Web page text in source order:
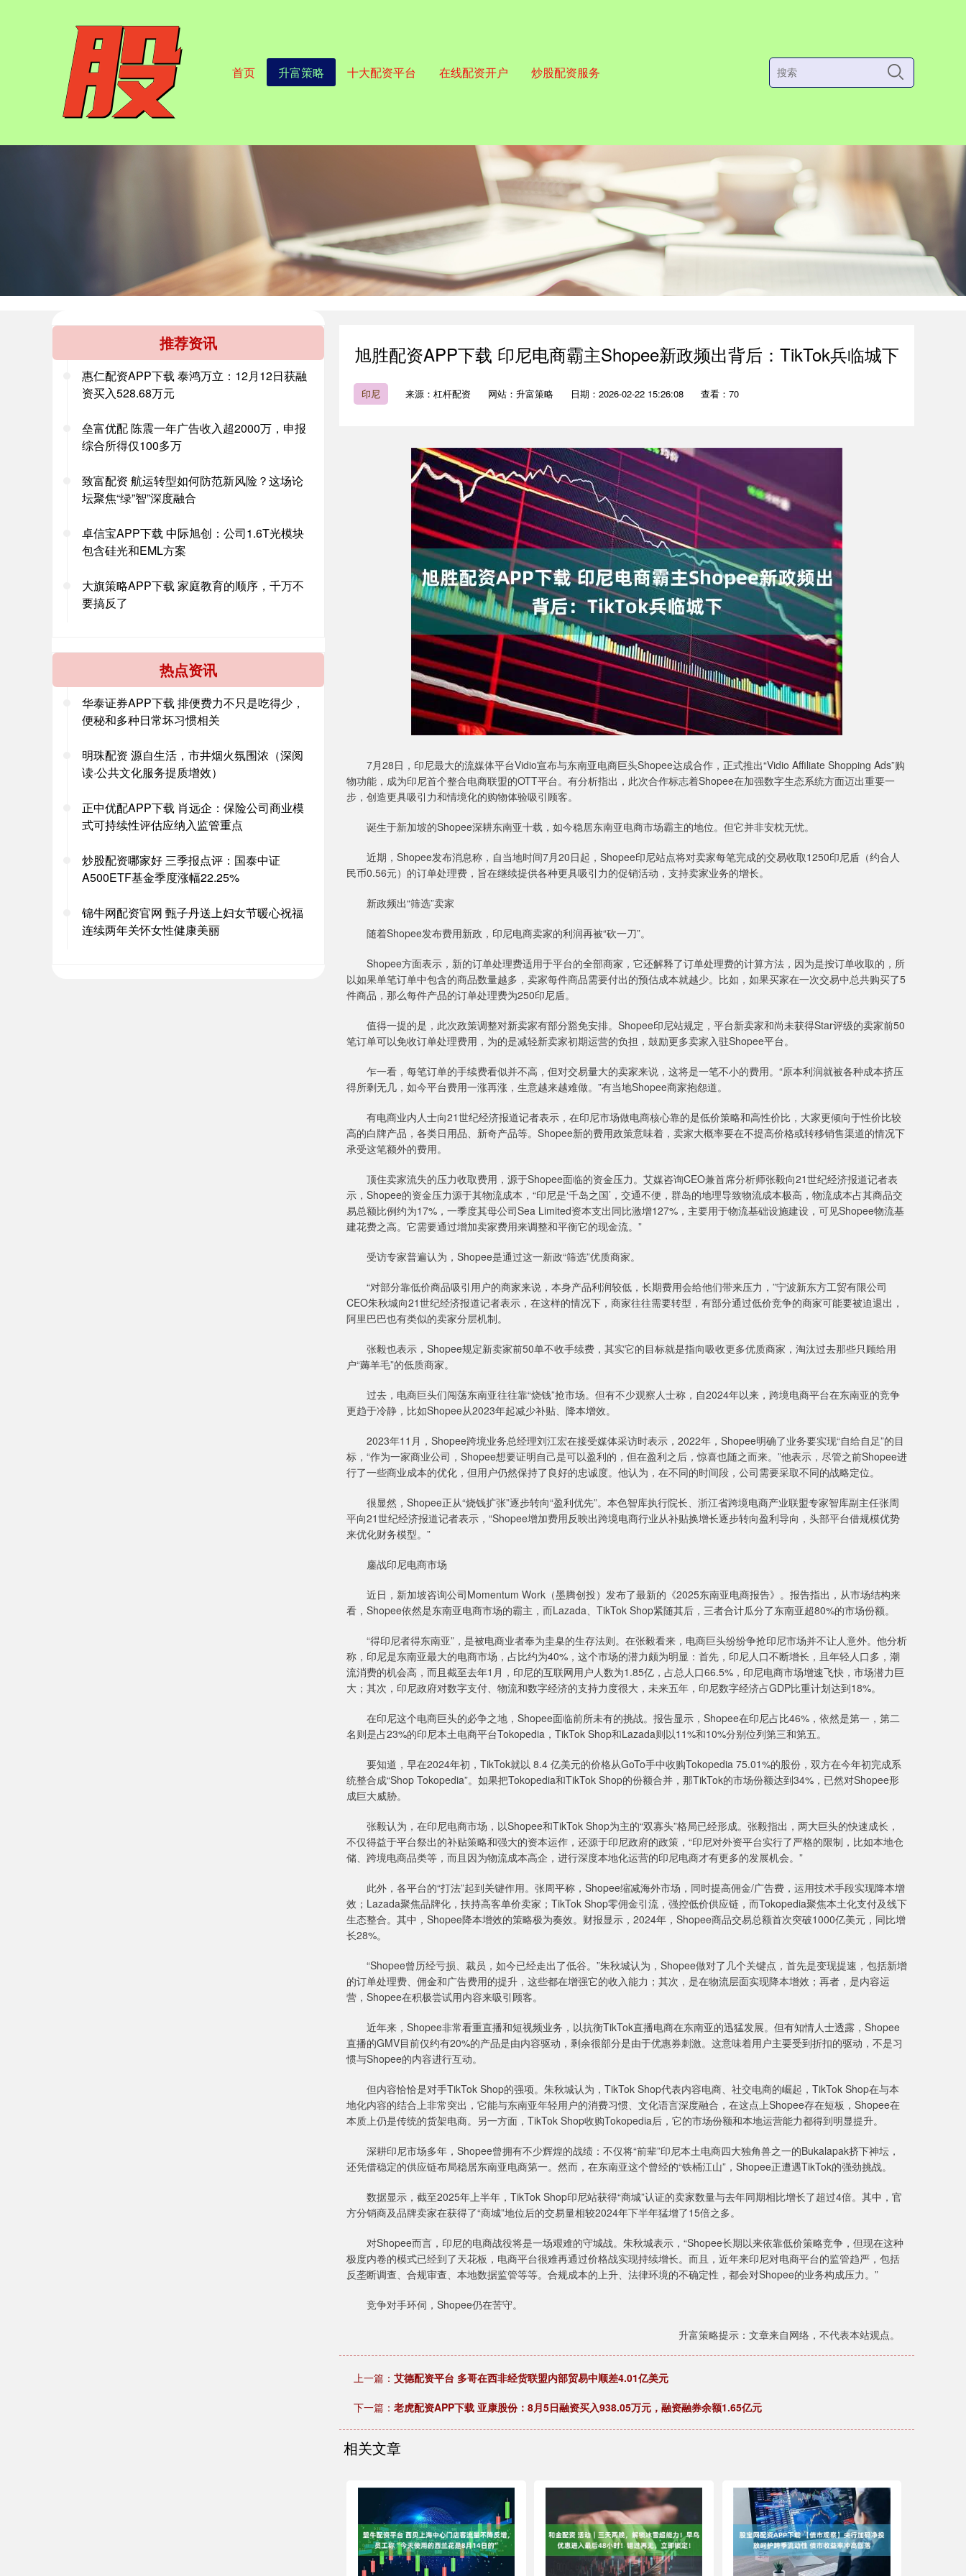
首页 升富策略 十大配资平台 在线配资开户 炒股配资服务
旭胜配资APP下载 印尼电商霸主Shopee新政频出背后：TikTok兵临城下
印尼 来源：杠杆配资 网站：升富策略 日期：2026-02-22 15:26:08 查看：70
7月28日，印尼最大的流媒体平台Vidio宣布与东南亚电商巨头Shopee达成合作，正式推出“Vidio Affiliate Shopping Ads”购
物功能，成为印尼首个整合电商联盟的OTT平台。有分析指出，此次合作标志着Shopee在加强数字生态系统方面迈出重要一
步，创造更具吸引力和情境化的购物体验吸引顾客。
诞生于新加坡的Shopee深耕东南亚十载，如今稳居东南亚电商市场霸主的地位。但它并非安枕无忧。
近期，Shopee发布消息称，自当地时间7月20日起，Shopee印尼站点将对卖家每笔完成的交易收取1250印尼盾（约合人
民币0.56元）的订单处理费，旨在继续提供各种更具吸引力的促销活动，支持卖家业务的增长。
新政频出“筛选”卖家
随着Shopee发布费用新政，印尼电商卖家的利润再被“砍一刀”。
Shopee方面表示，新的订单处理费适用于平台的全部商家，它还解释了订单处理费的计算方法，因为是按订单收取的，所
以如果单笔订单中包含的商品数量越多，卖家每件商品需要付出的预估成本就越少。比如，如果买家在一次交易中总共购买了5
件商品，那么每件产品的订单处理费为250印尼盾。
值得一提的是，此次政策调整对新卖家有部分豁免安排。Shopee印尼站规定，平台新卖家和尚未获得Star评级的卖家前50
笔订单可以免收订单处理费用，为的是减轻新卖家初期运营的负担，鼓励更多卖家入驻Shopee平台。
乍一看，每笔订单的手续费看似并不高，但对交易量大的卖家来说，这将是一笔不小的费用。“原本利润就被各种成本挤压
得所剩无几，如今平台费用一涨再涨，生意越来越难做。”有当地Shopee商家抱怨道。
有电商业内人士向21世纪经济报道记者表示，在印尼市场做电商核心靠的是低价策略和高性价比，大家更倾向于性价比较
高的白牌产品，各类日用品、新奇产品等。Shopee新的费用政策意味着，卖家大概率要在不提高价格或转移销售渠道的情况下
承受这笔额外的费用。
顶住卖家流失的压力收取费用，源于Shopee面临的资金压力。艾媒咨询CEO兼首席分析师张毅向21世纪经济报道记者表
示，Shopee的资金压力源于其物流成本，“印尼是‘千岛之国’，交通不便，群岛的地理导致物流成本极高，物流成本占其商品交
易总额比例约为17%，一季度其母公司Sea Limited资本支出同比激增127%，主要用于物流基础设施建设，可见Shopee物流基
建花费之高。它需要通过增加卖家费用来调整和平衡它的现金流。”
受访专家普遍认为，Shopee是通过这一新政“筛选”优质商家。
“对部分靠低价商品吸引用户的商家来说，本身产品利润较低，长期费用会给他们带来压力，”宁波新东方工贸有限公司
CEO朱秋城向21世纪经济报道记者表示，在这样的情况下，商家往往需要转型，有部分通过低价竞争的商家可能要被迫退出，
阿里巴巴也有类似的卖家分层机制。
张毅也表示，Shopee规定新卖家前50单不收手续费，其实它的目标就是指向吸收更多优质商家，淘汰过去那些只顾给用
户“薅羊毛”的低质商家。
过去，电商巨头们闯荡东南亚往往靠“烧钱”抢市场。但有不少观察人士称，自2024年以来，跨境电商平台在东南亚的竞争
更趋于冷静，比如Shopee从2023年起减少补贴、降本增效。
2023年11月，Shopee跨境业务总经理刘江宏在接受媒体采访时表示，2022年，Shopee明确了业务要实现“自给自足”的目
标，“作为一家商业公司，Shopee想要证明自己是可以盈利的，但在盈利之后，惊喜也随之而来。”他表示，尽管之前Shopee进
行了一些商业成本的优化，但用户仍然保持了良好的忠诚度。他认为，在不同的时间段，公司需要采取不同的战略定位。
很显然，Shopee正从“烧钱扩张”逐步转向“盈利优先”。本色智库执行院长、浙江省跨境电商产业联盟专家智库副主任张周
平向21世纪经济报道记者表示，“Shopee增加费用反映出跨境电商行业从补贴换增长逐步转向盈利导向，头部平台借规模优势
来优化财务模型。”
鏖战印尼电商市场
近日，新加坡咨询公司Momentum Work（墨腾创投）发布了最新的《2025东南亚电商报告》。报告指出，从市场结构来
看，Shopee依然是东南亚电商市场的霸主，而Lazada、TikTok Shop紧随其后，三者合计瓜分了东南亚超80%的市场份额。
“得印尼者得东南亚”，是被电商业者奉为圭臬的生存法则。在张毅看来，电商巨头纷纷争抢印尼市场并不让人意外。他分析
称，印尼是东南亚最大的电商市场，占比约为40%，这个市场的潜力颇为明显：首先，印尼人口不断增长，且年轻人口多，潮
流消费的机会高，而且截至去年1月，印尼的互联网用户人数为1.85亿，占总人口66.5%，印尼电商市场增速飞快，市场潜力巨
大；其次，印尼政府对数字支付、物流和数字经济的支持力度很大，未来五年，印尼数字经济占GDP比重计划达到18%。
在印尼这个电商巨头的必争之地，Shopee面临前所未有的挑战。报告显示，Shopee在印尼占比46%，依然是第一，第二
名则是占23%的印尼本土电商平台Tokopedia，TikTok Shop和Lazada则以11%和10%分别位列第三和第五。
要知道，早在2024年初，TikTok就以 8.4 亿美元的价格从GoTo手中收购Tokopedia 75.01%的股份，双方在今年初完成系
统整合成“Shop Tokopedia”。如果把Tokopedia和TikTok Shop的份额合并，那TikTok的市场份额达到34%，已然对Shopee形
成巨大威胁。
张毅认为，在印尼电商市场，以Shopee和TikTok Shop为主的“双寡头”格局已经形成。张毅指出，两大巨头的快速成长，
不仅得益于平台祭出的补贴策略和强大的资本运作，还源于印尼政府的政策，“印尼对外资平台实行了严格的限制，比如本地仓
储、跨境电商品类等，而且因为物流成本高企，进行深度本地化运营的印尼电商才有更多的发展机会。”
此外，各平台的“打法”起到关键作用。张周平称，Shopee缩减海外市场，同时提高佣金/广告费，运用技术手段实现降本增
效；Lazada聚焦品牌化，扶持高客单价卖家；TikTok Shop零佣金引流，强控低价供应链，而Tokopedia聚焦本土化支付及线下
生态整合。其中，Shopee降本增效的策略极为奏效。财报显示，2024年，Shopee商品交易总额首次突破1000亿美元，同比增
长28%。
“Shopee曾历经亏损、裁员，如今已经走出了低谷。”朱秋城认为，Shopee做对了几个关键点，首先是变现提速，包括新增
的订单处理费、佣金和广告费用的提升，这些都在增强它的收入能力；其次，是在物流层面实现降本增效；再者，是内容运
营，Shopee在积极尝试用内容来吸引顾客。
近年来，Shopee非常看重直播和短视频业务，以抗衡TikTok直播电商在东南亚的迅猛发展。但有知情人士透露，Shopee
直播的GMV目前仅约有20%的产品是由内容驱动，剩余很部分是由于优惠券刺激。这意味着用户主要受到折扣的驱动，不是习
惯与Shopee的内容进行互动。
但内容恰恰是对手TikTok Shop的强项。朱秋城认为，TikTok Shop代表内容电商、社交电商的崛起，TikTok Shop在与本
地化内容的结合上非常突出，它能与东南亚年轻用户的消费习惯、文化语言深度融合，在这点上Shopee存在短板，Shopee在
本质上仍是传统的货架电商。另一方面，TikTok Shop收购Tokopedia后，它的市场份额和本地运营能力都得到明显提升。
深耕印尼市场多年，Shopee曾拥有不少辉煌的战绩：不仅将“前辈”印尼本土电商四大独角兽之一的Bukalapak挤下神坛，
还凭借稳定的供应链布局稳居东南亚电商第一。然而，在东南亚这个曾经的“铁桶江山”，Shopee正遭遇TikTok的强劲挑战。
数据显示，截至2025年上半年，TikTok Shop印尼站获得“商城”认证的卖家数量与去年同期相比增长了超过4倍。其中，官
方分销商及品牌卖家在获得了“商城”地位后的交易量相较2024年下半年猛增了15倍之多。
对Shopee而言，印尼的电商战役将是一场艰难的守城战。朱秋城表示，“Shopee长期以来依靠低价策略竞争，但现在这种
极度内卷的模式已经到了天花板，电商平台很难再通过价格战实现持续增长。而且，近年来印尼对电商平台的监管趋严，包括
反垄断调查、合规审查、本地数据监管等等。合规成本的上升、法律环境的不确定性，都会对Shopee的业务构成压力。”
竞争对手环伺，Shopee仍在苦守。
升富策略提示：文章来自网络，不代表本站观点。
上一篇： 艾德配资平台 多哥在西非经货联盟内部贸易中顺差4.01亿美元
下一篇： 老虎配资APP下载 亚康股份：8月5日融资买入938.05万元，融资融券余额1.65亿元
相关文章
推荐资讯
惠仁配资APP下载 泰鸿万立：12月12日获融
资买入528.68万元
垒富优配 陈震一年广告收入超2000万，申报
综合所得仅100多万
致富配资 航运转型如何防范新风险？这场论
坛聚焦“绿”智”深度融合
卓信宝APP下载 中际旭创：公司1.6T光模块
包含硅光和EML方案
大旗策略APP下载 家庭教育的顺序，千万不
要搞反了
热点资讯
华泰证券APP下载 排便费力不只是吃得少，
便秘和多种日常坏习惯相关
明珠配资 源自生活，市井烟火氛围浓（深阅
读·公共文化服务提质增效）
正中优配APP下载 肖远企：保险公司商业模
式可持续性评估应纳入监管重点
炒股配资哪家好 三季报点评：国泰中证
A500ETF基金季度涨幅22.25%
锦牛网配资官网 甄子丹送上妇女节暖心祝福
连续两年关怀女性健康美丽